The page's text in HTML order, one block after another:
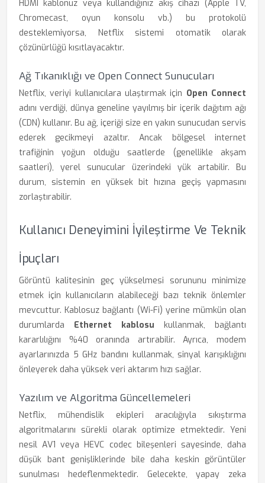
HDMI kablonuz veya kullandığınız akış cihazı (Apple TV,
Chromecast, oyun konsolu vb.) bu protokolü
desteklemiyorsa, Netflix sistemi otomatik olarak
çözünürlüğü kısıtlayacaktır.
Ağ Tıkanıklığı ve Open Connect Sunucuları
Netflix, veriyi kullanıcılara ulaştırmak için Open Connect
adını verdiği, dünya geneline yayılmış bir içerik dağıtım ağı
(CDN) kullanır. Bu ağ, içeriği size en yakın sunucudan servis
ederek gecikmeyi azaltır. Ancak bölgesel internet
trafiğinin yoğun olduğu saatlerde (genellikle akşam
saatleri), yerel sunucular üzerindeki yük artabilir. Bu
durum, sistemin en yüksek bit hızına geçiş yapmasını
zorlaştırabilir.
Kullanıcı Deneyimini İyileştirme Ve Teknik
İpuçları
Görüntü kalitesinin geç yükselmesi sorununu minimize
etmek için kullanıcıların alabileceği bazı teknik önlemler
mevcuttur. Kablosuz bağlantı (Wi-Fi) yerine mümkün olan
durumlarda Ethernet kablosu kullanmak, bağlantı
kararlılığını %40 oranında artırabilir. Ayrıca, modem
ayarlarınızda 5 GHz bandını kullanmak, sinyal karışıklığını
önleyerek daha yüksek veri aktarım hızı sağlar.
Yazılım ve Algoritma Güncellemeleri
Netflix, mühendislik ekipleri aracılığıyla sıkıştırma
algoritmalarını sürekli olarak optimize etmektedir. Yeni
nesil AV1 veya HEVC codec bileşenleri sayesinde, daha
düşük bant genişliklerinde bile daha keskin görüntüler
sunulması hedeflenmektedir. Gelecekte, yapay zeka